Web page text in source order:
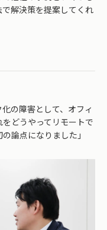
解決策を提案してくれ
の障害として、オフィ
どうやってリモートで
論点になりました」